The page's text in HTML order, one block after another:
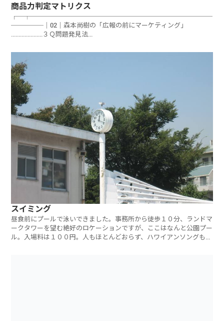
商品力判定マトリクス
┌─┬────────────────────────────
─────｜02│森本尚樹の「広報の前にマーケティング」
…………………３Ｑ問題発見法
スイミング
昼食前にプールで泳いできました。事務所から徒歩１０分、ランドマ
ークタワーを望む絶好のロケーションですが、ここはなんと公園プー
ル。入場料は１００円。人もほとんどおらず、ハワイアンソングも流